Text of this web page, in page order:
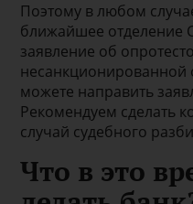
Поэтому в любом
ближайшее отделение
заявление об
несанкционированной
можете направить
Рекомендуем сделать
случай судебного
Что в это